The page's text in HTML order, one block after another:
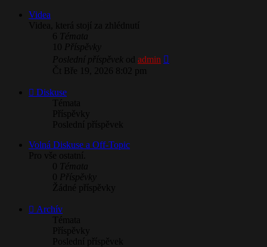
Videa
Videa, která stojí za zhlédnutí
6 Témata
10 Příspěvky
Poslední příspěvek od admin
Čt Bře 19, 2026 8:02 pm
Diskuse
Témata
Příspěvky
Poslední příspěvek
​Volná Diskuse a Off-Topic
Pro vše ostatní.
0 Témata
0 Příspěvky
Žádné příspěvky
Archív
Témata
Příspěvky
Poslední příspěvek